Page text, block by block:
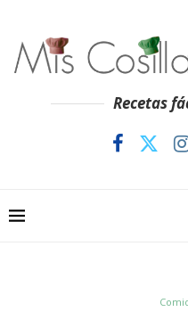
Recetas